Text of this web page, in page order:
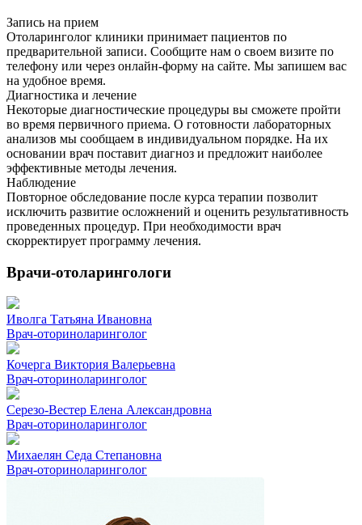
Запись на прием
Отоларинголог клиники принимает пациентов по
предварительной записи. Сообщите нам о своем визите по
телефону или через онлайн-форму на сайте. Мы запишем вас
на удобное время.
Диагностика и лечение
Некоторые диагностические процедуры вы сможете пройти
во время первичного приема. О готовности лабораторных
анализов мы сообщаем в индивидуальном порядке. На их
основании врач поставит диагноз и предложит наиболее
эффективные методы лечения.
Наблюдение
Повторное обследование после курса терапии позволит
исключить развитие осложнений и оценить результативность
проведенных процедур. При необходимости врач
скорректирует программу лечения.
Врачи-отоларингологи
Иволга Татьяна Ивановна
Врач-оториноларинголог
Кочерга Виктория Валерьевна
Врач-оториноларинголог
Серезо-Вестер Елена Александровна
Врач-оториноларинголог
Михаелян Седа Степановна
Врач-оториноларинголог